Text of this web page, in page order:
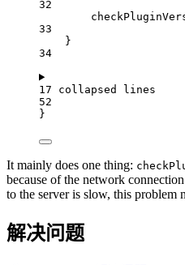
32
33
}
34
17 collapsed lines
52
}
It mainly does one thing:
because of the network
to the server is slow, this problem
解决问题